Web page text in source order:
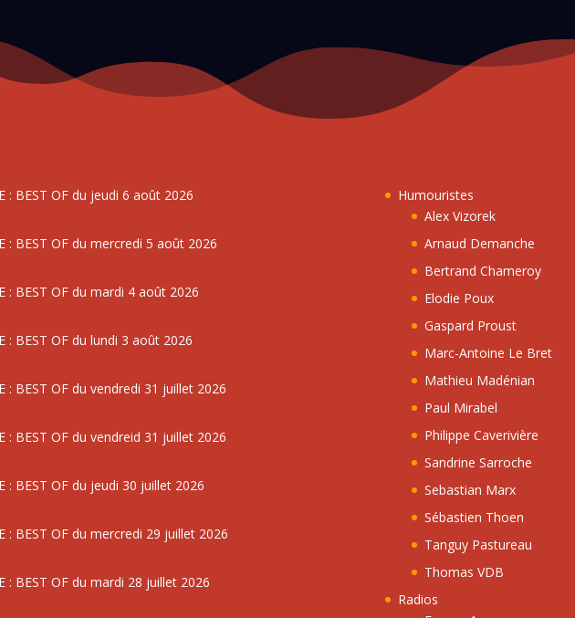
: BEST OF du jeudi 6 août 2026
: BEST OF du mercredi 5 août 2026
: BEST OF du mardi 4 août 2026
: BEST OF du lundi 3 août 2026
: BEST OF du vendredi 31 juillet 2026
: BEST OF du vendreid 31 juillet 2026
: BEST OF du jeudi 30 juillet 2026
: BEST OF du mercredi 29 juillet 2026
: BEST OF du mardi 28 juillet 2026
Humouristes
Alex Vizorek
Arnaud Demanche
Bertrand Chameroy
Elodie Poux
Gaspard Proust
Marc-Antoine Le Bret
Mathieu Madénian
Paul Mirabel
Philippe Caverivière
Sandrine Sarroche
Sebastian Marx
Sébastien Thoen
Tanguy Pastureau
Thomas VDB
Radios